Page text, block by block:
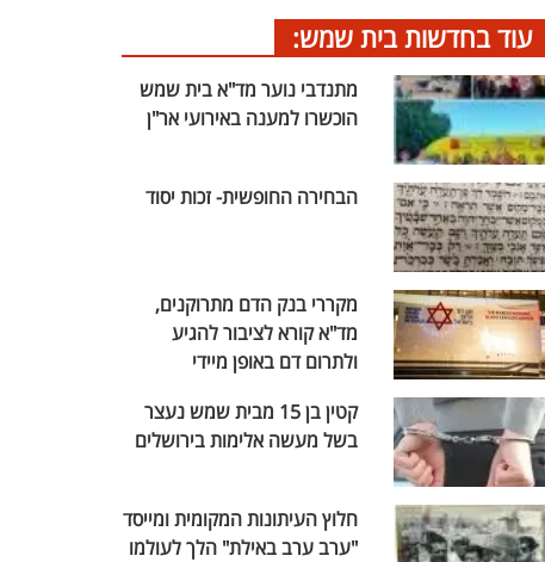
עוד בחדשות בית שמש:
מתנדבי נוער מד"א בית שמש
הוכשרו למענה באירועי אר"ן
הבחירה החופשית- זכות יסוד
מקררי בנק הדם מתרוקנים,
מד"א קורא לציבור להגיע
ולתרום דם באופן מיידי
קטין בן 15 מבית שמש נעצר
בשל מעשה אלימות בירושלים
חלוץ העיתונות המקומית ומייסד
"ערב ערב באילת" הלך לעולמו